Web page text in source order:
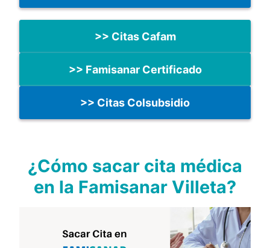
>> Citas Cafam
>> Famisanar Certificado
>> Citas Colsubsidio
¿Cómo sacar cita médica
en la Famisanar Villeta?